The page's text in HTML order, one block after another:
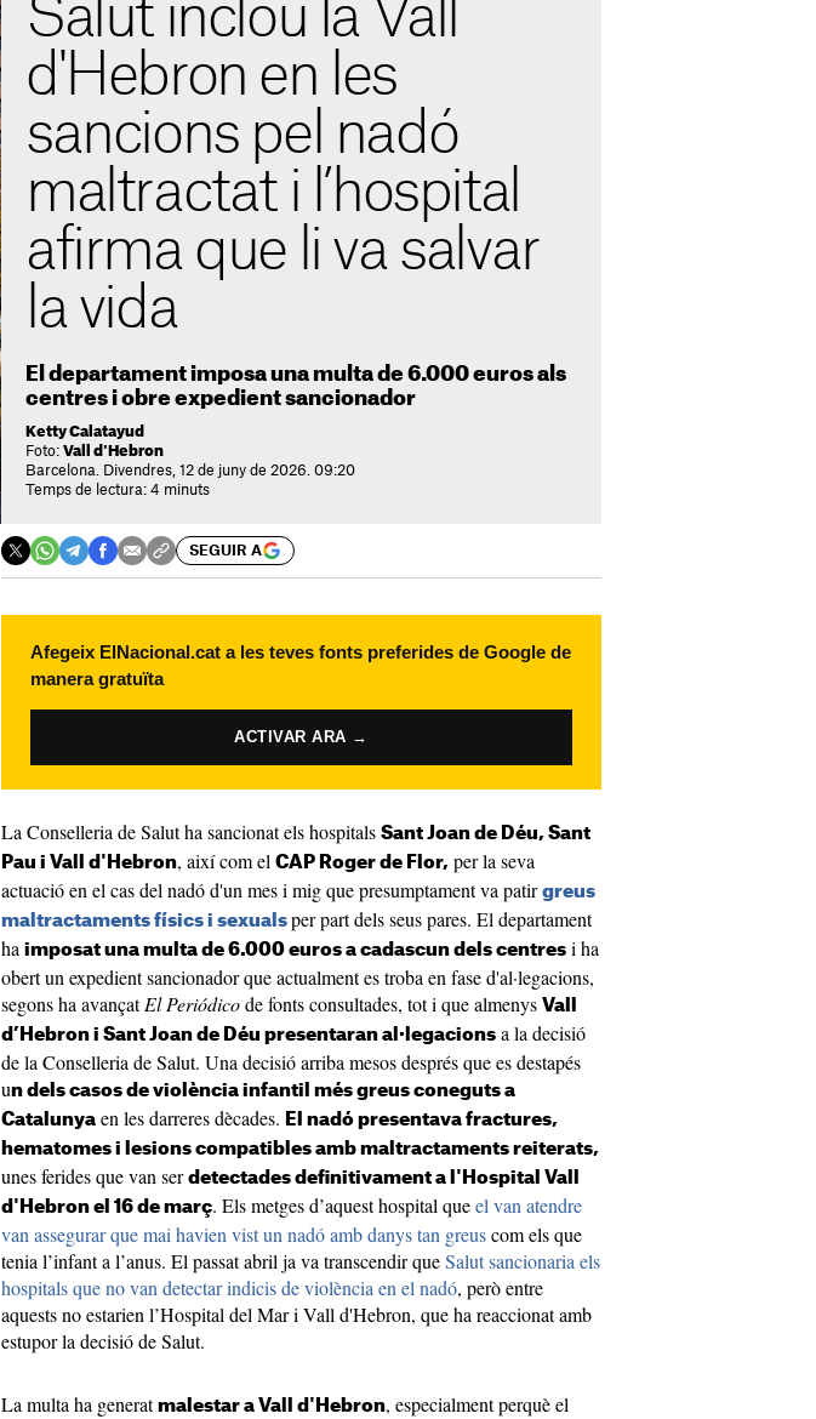
Salut inclou la Vall
d'Hebron en les
sancions pel nadó
maltractat i l’hospital
afirma que li va salvar
la vida
El departament imposa una multa de 6.000 euros als
centres i obre expedient sancionador
Ketty Calatayud
Foto: Vall d'Hebron
Barcelona. Divendres, 12 de juny de 2026. 09:20
Temps de lectura: 4 minuts
SEGUIR A
Afegeix ElNacional.cat a les teves fonts preferides de Google de
manera gratuïta
ACTIVAR ARA →
La Conselleria de Salut ha sancionat els hospitals Sant Joan de Déu, Sant
Pau i Vall d'Hebron, així com el CAP Roger de Flor, per la seva
actuació en el cas del nadó d'un mes i mig que presumptament va patir greus
maltractaments físics i sexuals per part dels seus pares. El departament
ha imposat una multa de 6.000 euros a cadascun dels centres i ha
obert un expedient sancionador que actualment es troba en fase d'al·legacions,
segons ha avançatEl Periódicode fonts consultades, tot i que almenys Vall
d’Hebron i Sant Joan de Déu presentaran al·legacions a la decisió
de la Conselleria de Salut. Una decisió arriba mesos després que es destapés
un dels casos de violència infantil més greus coneguts a
Catalunya en les darreres dècades. El nadó presentava fractures,
hematomes i lesions compatibles amb maltractaments reiterats,
unes ferides que van ser detectades definitivament a l'Hospital Vall
d'Hebron el 16 de març. Els metges d’aquest hospital queel van atendre
van assegurar que mai havien vist un nadó amb danys tan greuscom els que
tenia l’infant a l’anus. El passat abril ja va transcendir queSalut sancionaria els
hospitals que no van detectar indicis de violència en el nadó, però entre
aquests no estarien l’Hospital del Mar i Vall d'Hebron, que ha reaccionat amb
estupor la decisió de Salut.
La multa ha generat malestar a Vall d'Hebron, especialment perquè el